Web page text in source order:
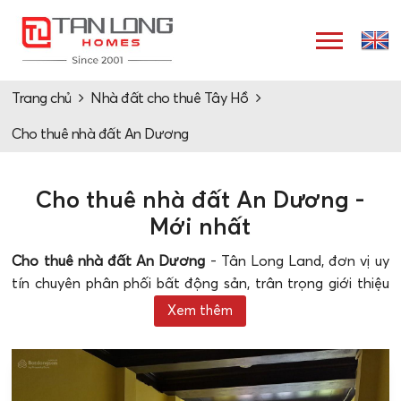
Trang chủ Nhà đất cho thuê Tây Hồ
Cho thuê nhà đất An Dương
Cho thuê nhà đất An Dương -
Mới nhất
Cho thuê nhà đất An Dương - Tân Long Land, đơn vị uy
tín chuyên phân phối bất động sản, trân trọng giới thiệu
danh sách nhà cho thuê tại phố An Dương. Với sự đa
dạng về không gian và tiện ích, chúng tôi cam kết hỗ trợ
quý khách hàng trong quá trình tìm kiếm ngôi nhà phù
hợp với mục đích sinh hoạt hoặc kinh doanh.
Xem thêm